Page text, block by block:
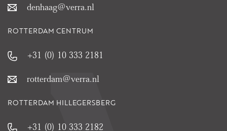
denhaag@verra.nl
ROTTERDAM CENTRUM
+31 (0) 10 333 2181
rotterdam@verra.nl
ROTTERDAM HILLEGERSBERG
+31 (0) 10 333 2182